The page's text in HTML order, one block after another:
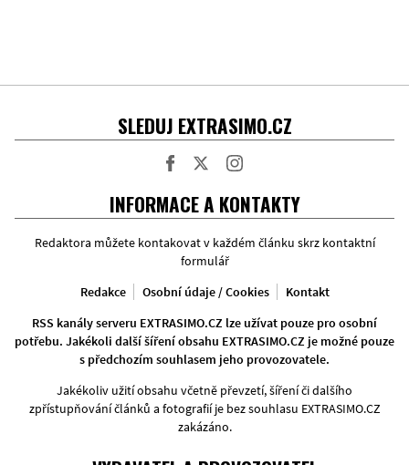
SLEDUJ EXTRASIMO.CZ
INFORMACE A KONTAKTY
Redaktora můžete kontakovat v každém článku skrz kontaktní
formulář
Redakce
Osobní údaje / Cookies
Kontakt
RSS kanály serveru EXTRASIMO.CZ lze užívat pouze pro osobní
potřebu. Jakékoli další šíření obsahu EXTRASIMO.CZ je možné pouze
s předchozím souhlasem jeho provozovatele.
Jakékoliv užití obsahu včetně převzetí, šíření či dalšího
zpřístupňování článků a fotografií je bez souhlasu EXTRASIMO.CZ
zakázáno.